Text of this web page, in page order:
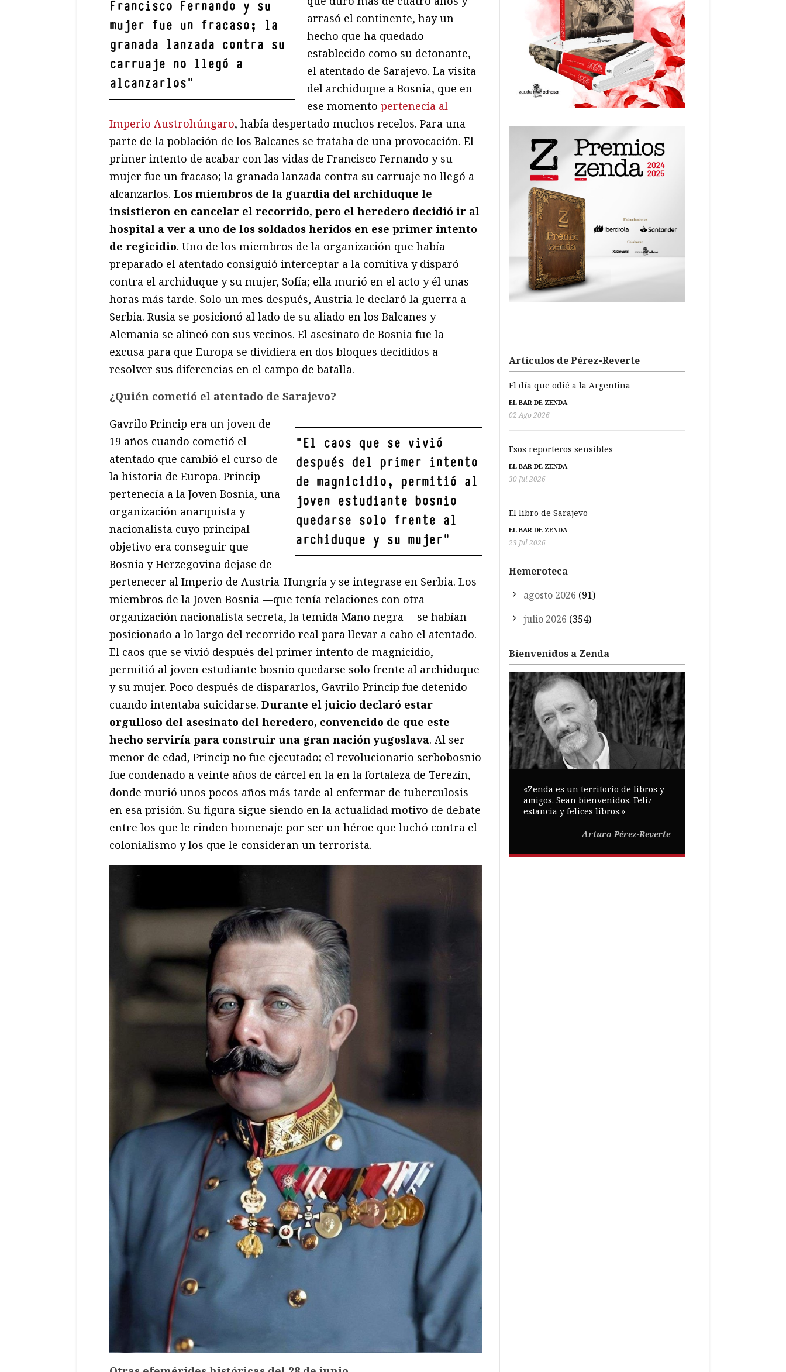
Francisco Fernando y su
mujer fue un fracaso; la
granada lanzada contra su
carruaje no llegó a
alcanzarlos"
arrasó el continente, hay un
hecho que ha quedado
establecido como su detonante,
el atentado de Sarajevo. La visita
del archiduque a Bosnia, que en
ese momentopertenecía al
Imperio Austrohúngaro, había despertado muchos recelos. Para una
parte de la población de los Balcanes se trataba de una provocación. El
primer intento de acabar con las vidas de Francisco Fernando y su
mujer fue un fracaso; la granada lanzada contra su carruaje no llegó a
alcanzarlos. Los miembros de la guardia del archiduque le
insistieron en cancelar el recorrido, pero el heredero decidió ir al
hospital a ver a uno de los soldados heridos en ese primer intento
de regicidio. Uno de los miembros de la organización que había
preparado el atentado consiguió interceptar a la comitiva y disparó
contra el archiduque y su mujer, Sofía; ella murió en el acto y él unas
horas más tarde. Solo un mes después, Austria le declaró la guerra a
Serbia. Rusia se posicionó al lado de su aliado en los Balcanes y
Alemania se alineó con sus vecinos. El asesinato de Bosnia fue la
excusa para que Europa se dividiera en dos bloques decididos a
resolver sus diferencias en el campo de batalla.
¿Quién cometió el atentado de Sarajevo?
"El caos que se vivió
después del primer intento
de magnicidio, permitió al
joven estudiante bosnio
quedarse solo frente al
archiduque y su mujer"
Gavrilo Princip era un joven de
19 años cuando cometió el
atentado que cambió el curso de
la historia de Europa. Princip
pertenecía a la Joven Bosnia, una
organización anarquista y
nacionalista cuyo principal
objetivo era conseguir que
Bosnia y Herzegovina dejase de
pertenecer al Imperio de Austria-Hungría y se integrase en Serbia. Los
miembros de la Joven Bosnia —que tenía relaciones con otra
organización nacionalista secreta, la temida Mano negra— se habían
posicionado a lo largo del recorrido real para llevar a cabo el atentado.
El caos que se vivió después del primer intento de magnicidio,
permitió al joven estudiante bosnio quedarse solo frente al archiduque
y su mujer. Poco después de dispararlos, Gavrilo Princip fue detenido
cuando intentaba suicidarse. Durante el juicio declaró estar
orgulloso del asesinato del heredero, convencido de que este
hecho serviría para construir una gran nación yugoslava. Al ser
menor de edad, Princip no fue ejecutado; el revolucionario serbobosnio
fue condenado a veinte años de cárcel en la en la fortaleza de Terezín,
donde murió unos pocos años más tarde al enfermar de tuberculosis
en esa prisión. Su figura sigue siendo en la actualidad motivo de debate
entre los que le rinden homenaje por ser un héroe que luchó contra el
colonialismo y los que le consideran un terrorista.
Artículos de Pérez-Reverte
El día que odié a la Argentina
EL BAR DE ZENDA
02 Ago 2026
Esos reporteros sensibles
EL BAR DE ZENDA
30 Jul 2026
El libro de Sarajevo
EL BAR DE ZENDA
23 Jul 2026
Hemeroteca
agosto 2026 (91)
julio 2026 (354)
Bienvenidos a Zenda
«Zenda es un territorio de libros y
amigos. Sean bienvenidos. Feliz
estancia y felices libros.»
Arturo Pérez-Reverte